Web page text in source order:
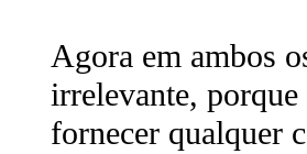
Agora em ambos
irrelevante, porque
fornecer qualquer